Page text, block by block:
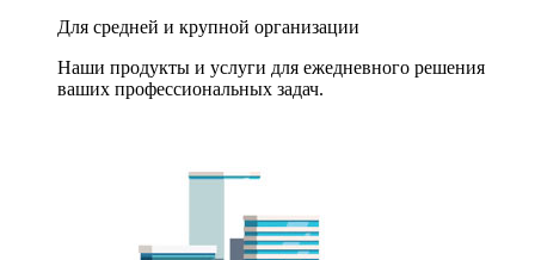
Для средней и крупной организации
Наши продукты и услуги для ежедневного решения
ваших профессиональных задач.